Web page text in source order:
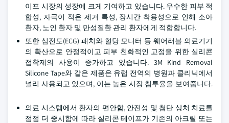
이프 시장의 성장에 크게 기여하고 있습니다. 우수한 피부 적
합성, 자극이 적은 제거 특성, 장시간 착용성으로 인해 소아
환자, 노인 환자 및 만성질환 관리 환자에게 적합합니다.
또한 심전도(ECG) 패치와 혈당 모니터 등 웨어러블 의료기기
의 확산으로 안정적이고 피부 친화적인 고정을 위한 실리콘
접착제의 사용이 증가하고 있습니다. 3M Kind Removal
Silicone Tape와 같은 제품은 유럽 전역의 병원과 클리닉에서
널리 사용되고 있으며, 이는 높은 시장 침투율을 보여줍니다.
의료 시스템에서 환자의 편안함, 안전성 및 첨단 상처 치료를
점점 더 중시함에 따라 실리콘 테이프가 기존의 아크릴 또는